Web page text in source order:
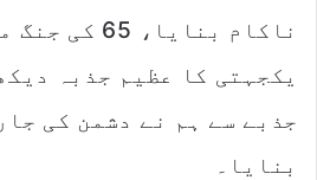
ناکام
یکجہتی کا عظیم جذبہ
جذبے سے ہم نے دشمن کی
بنایا۔